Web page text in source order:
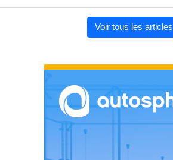
Voir tous les articles